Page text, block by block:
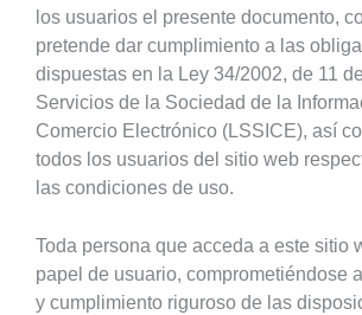
los usuarios el presente documento,
pretende dar cumplimiento a las
dispuestas en la Ley 34/2002, de 11
Servicios de la Sociedad de la
Comercio Electrónico (LSSICE), así
todos los usuarios del sitio web
las condiciones de uso.
Toda persona que acceda a este sitio
papel de usuario, comprometiéndose
y cumplimiento riguroso de las